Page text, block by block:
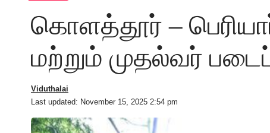
கொளத்தூர் – பெரியார்
மற்றும் முதல்வர்
Last updated: November 15, 2025 2:54 pm
Viduthalai